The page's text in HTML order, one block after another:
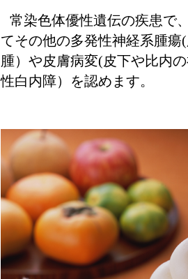
常染色体優性遺伝の疾患で
てその他の多発性神経系腫
腫）や皮膚病変(皮下や比内
性白内障）を認めます。